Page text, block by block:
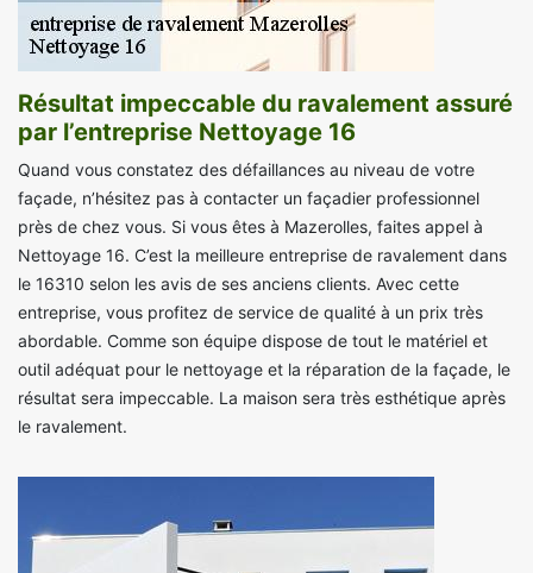
Résultat impeccable du ravalement assuré
par l’entreprise Nettoyage 16
Quand vous constatez des défaillances au niveau de votre
façade, n’hésitez pas à contacter un façadier professionnel
près de chez vous. Si vous êtes à Mazerolles, faites appel à
Nettoyage 16. C’est la meilleure entreprise de ravalement dans
le 16310 selon les avis de ses anciens clients. Avec cette
entreprise, vous profitez de service de qualité à un prix très
abordable. Comme son équipe dispose de tout le matériel et
outil adéquat pour le nettoyage et la réparation de la façade, le
résultat sera impeccable. La maison sera très esthétique après
le ravalement.